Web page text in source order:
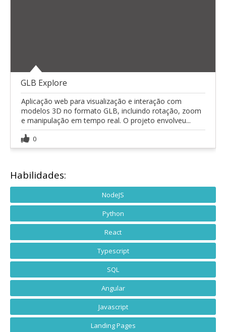
GLB Explore
Aplicação web para visualização e interação com
modelos 3D no formato GLB, incluindo rotação, zoom
e manipulação em tempo real. O projeto envolveu...
0
Habilidades:
NodeJS
Python
React
Typescript
SQL
Angular
Javascript
Landing Pages